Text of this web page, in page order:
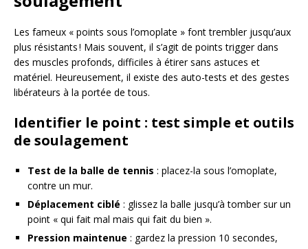
Les fameux « points sous l’omoplate » font trembler jusqu’aux
plus résistants ! Mais souvent, il s’agit de points trigger dans
des muscles profonds, difficiles à étirer sans astuces et
matériel. Heureusement, il existe des auto-tests et des gestes
libérateurs à la portée de tous.
Identifier le point : test simple et outils
de soulagement
Test de la balle de tennis : placez-la sous l’omoplate,
contre un mur.
Déplacement ciblé : glissez la balle jusqu’à tomber sur un
point « qui fait mal mais qui fait du bien ».
Pression maintenue : gardez la pression 10 secondes,